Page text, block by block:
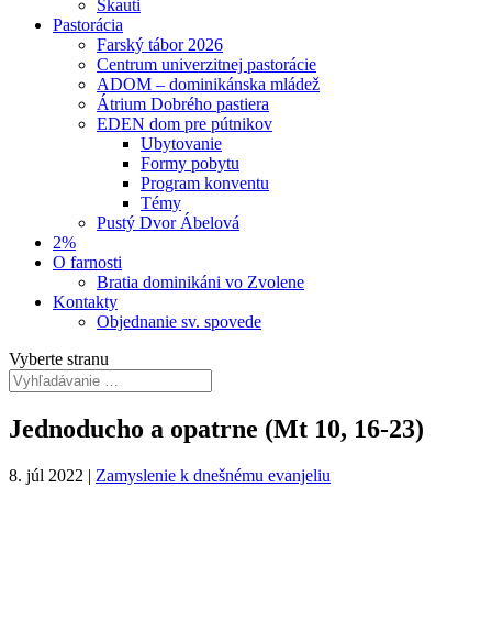
Skauti
Pastorácia
Farský tábor 2026
Centrum univerzitnej pastorácie
ADOM – dominikánska mládež
Átrium Dobrého pastiera
EDEN dom pre pútnikov
Ubytovanie
Formy pobytu
Program konventu
Témy
Pustý Dvor Ábelová
2%
O farnosti
Bratia dominikáni vo Zvolene
Kontakty
Objednanie sv. spovede
Vyberte stranu
Jednoducho a opatrne (Mt 10, 16-23)
8. júl 2022 | Zamyslenie k dnešnému evanjeliu